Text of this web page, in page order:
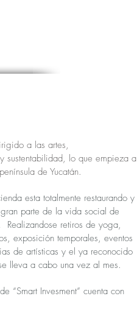
a las artes,
sustentabilidad, lo que empieza a
de Yucatán.
esta totalmente restaurando y
parte de la vida social de
Realizandose retiros de yoga,
exposición temporales, eventos
de artísticas y el ya reconocido
lleva a cabo una vez al mes.
“Smart Invesment” cuenta con